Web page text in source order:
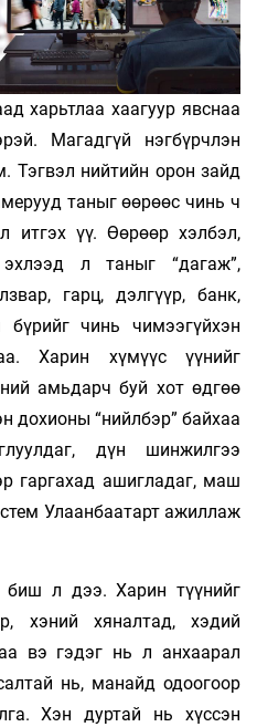
харьтлаа хаагуур явснаа
Магадгүй нэгбүрчлэн
Тэгвэл нийтийн орон зайд
таныг өөрөөс чинь ч
итгэх үү. Өөрөөр хэлбэл,
л таныг “дагаж”,
гарц, дэлгүүр, банк,
чинь чимээгүйхэн
Харин хүмүүс үүнийг
амьдарч буй хот өдгөө
дохионы “нийлбэр” байхаа
дүн шинжилгээ
гаргахад ашигладаг, маш
Улаанбаатарт ажиллаж
л дээ. Харин түүнийг
хэний хяналтад, хэдий
вэ гэдэг нь л анхаарал
нь, манайд одоогоор
Хэн дуртай нь хүссэн